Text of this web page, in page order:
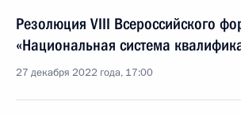
Резолюция VIII Всероссийского
«Национальная система
27 декабря 2022 года, 17:00